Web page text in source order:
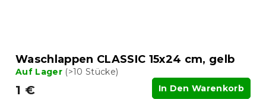
Waschlappen CLASSIC 15x24 cm, gelb
Auf Lager (>10 Stücke)
1 € In Den Warenkorb